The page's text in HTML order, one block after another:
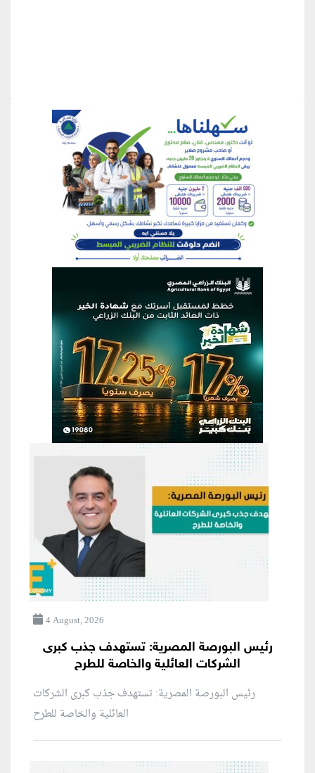
منطقة إعلانية
منطقة إعلانية
4 August, 2026
رئيس البورصة المصرية: تستهدف جذب كبرى
الشركات العائلية والخاصة للطرح
رئيس البورصة المصرية: تستهدف جذب كبرى الشركات
العائلية والخاصة للطرح